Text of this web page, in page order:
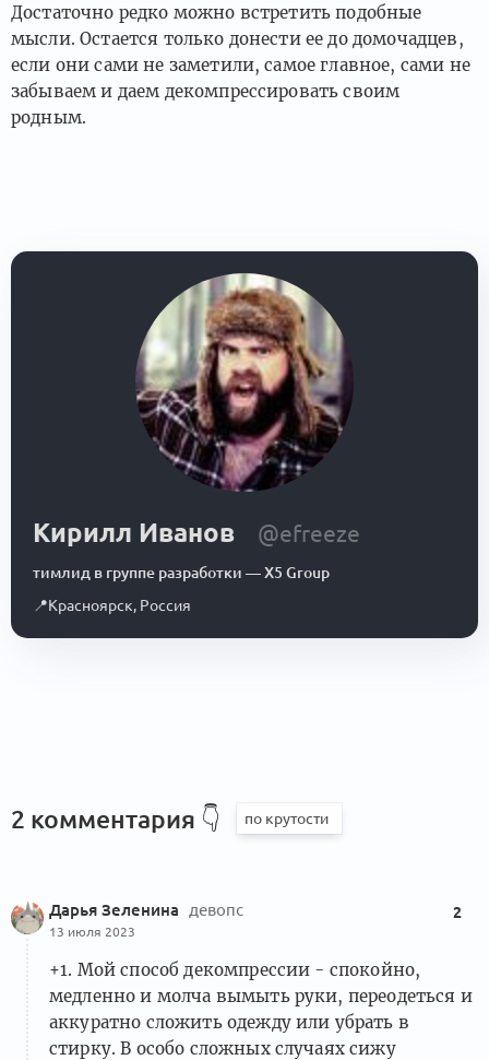
Достаточно редко можно встретить подобные
мысли. Остается только донести ее до домочадцев,
если они сами не заметили, самое главное, сами не
забываем и даем декомпрессировать своим
родным.
Кирилл Иванов @efreeze
тимлид в группе разработки —X5 Group
📍Красноярск, Россия
2 комментария 👇
Дарья Зеленина девопс
13 июля 2023
2
+1. Мой способ декомпрессии - спокойно,
медленно и молча вымыть руки, переодеться и
аккуратно сложить одежду или убрать в
стирку. В особо сложных случаях сижу